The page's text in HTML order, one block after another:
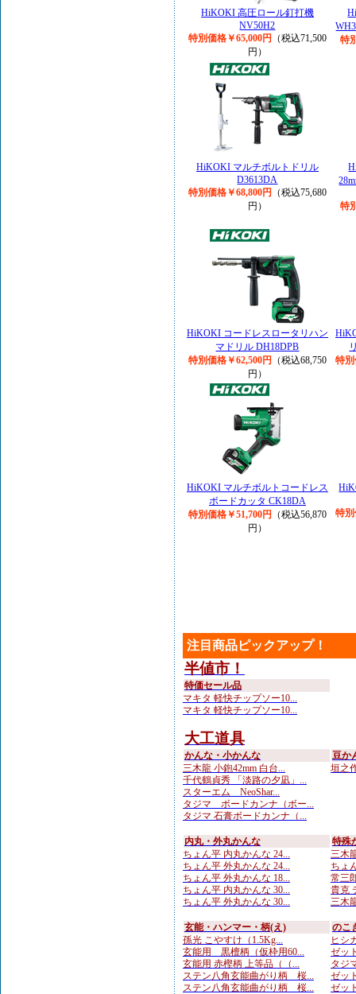
HiKOKI 高圧ロール釘打機
NV50H2
特別価格￥65,000円
（税込71,500
円）
特
HiKOKI マルチボルトドリル
D3613DA
特別価格￥68,800円
（税込75,680
円）
特
HiKOKI コードレスロータリハン
マドリル DH18DPB
特別価格￥62,500円
（税込68,750
円）
特
HiKOKI マルチボルトコードレス
ボードカッタ CK18DA
特別価格￥51,700円
（税込56,870
円）
特
注目商品ピックアップ！
半値市！
特価セール品
マキタ 軽快チップソー10...
マキタ 軽快チップソー10...
大工道具
かんな・小かんな
三木龍 小鉋42mm 白台...
千代鶴貞秀 「淡路の夕凪」...
スターエム NeoShar...
タジマ ボードカンナ（ボー...
タジマ 石膏ボードカンナ（...
豆か
垣之
内丸・外丸かんな
ちょん平 内丸かんな 24...
ちょん平 外丸かんな 24...
ちょん平 外丸かんな 18...
ちょん平 内丸かんな 30...
ちょん平 外丸かんな 30...
特殊
三木
ちょ
常三
貴克
三木
玄能・ハンマー・柄(え)
孫光 こやすけ（1.5Kg...
玄能用 黒檀柄（仮枠用60...
玄能用 赤樫柄 上等品（（...
ステン八角玄能曲がり柄 桜...
ステン八角玄能曲がり柄 桜...
のこ
ヒシ
ゼッ
タジ
ゼッ
ゼッ